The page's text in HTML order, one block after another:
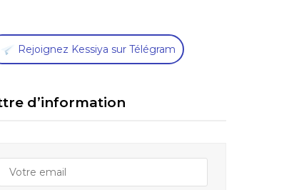
Rejoignez Kessiya sur Télégram
d’information